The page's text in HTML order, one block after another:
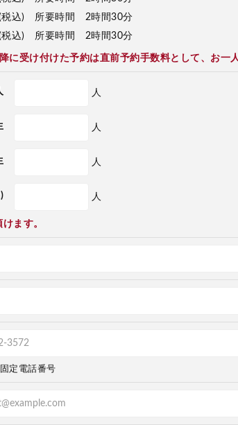
込) 所要時間 2時間30分
込) 所要時間 2時間30分
に受け付けた予約は直前予約手数料として、お一
人
人
人
人
ます。
定電話番号